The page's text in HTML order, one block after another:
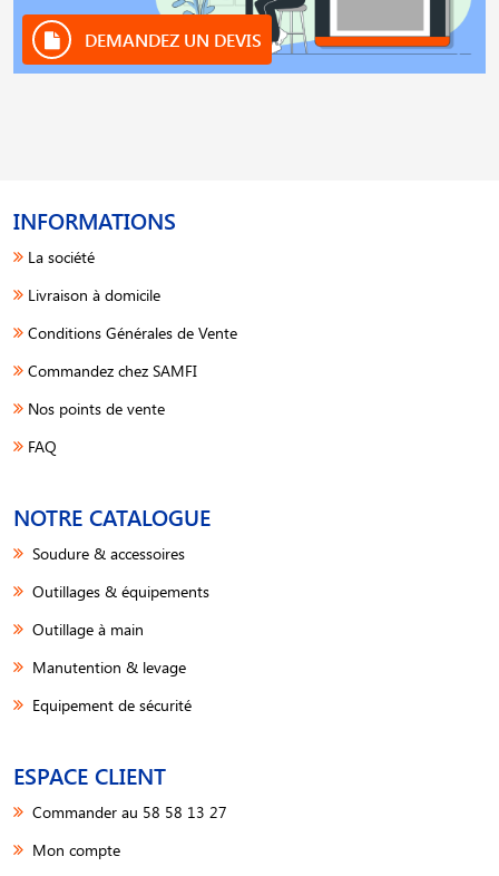
DEMANDEZ UN DEVIS
INFORMATIONS
La société
Livraison à domicile
Conditions Générales de Vente
Commandez chez SAMFI
Nos points de vente
FAQ
NOTRE CATALOGUE
Soudure & accessoires
Outillages & équipements
Outillage à main
Manutention & levage
Equipement de sécurité
ESPACE CLIENT
Commander au 58 58 13 27
Mon compte